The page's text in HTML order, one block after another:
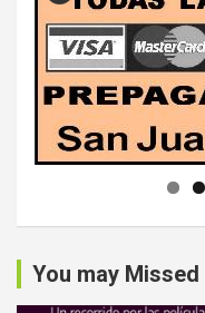
You may Missed